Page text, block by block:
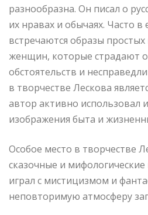
разнообразна. Он писал о
их нравах и обычаях. Часто в
встречаются образы
женщин, которые страдают
обстоятельств и
в творчестве Лескова
автор активно использовал
изображения быта и
Особое место в творчестве
сказочные и
играл с мистицизмом и
неповторимую атмосферу